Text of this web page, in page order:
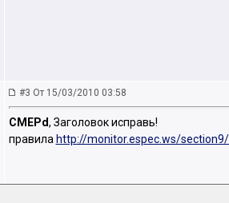
#3 От 15/03/2010 03:58
CMEPd, Заголовок исправь!
правила http://monitor.espec.ws/